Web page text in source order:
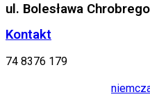
ul. Bolesława
Kontakt
74 8376 179